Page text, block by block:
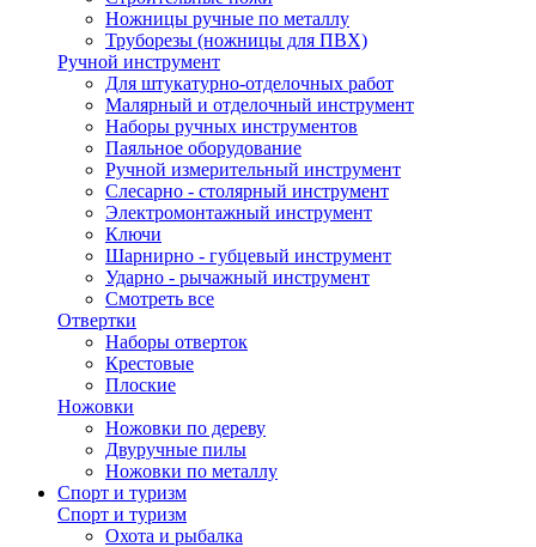
Ножницы ручные по металлу
Труборезы (ножницы для ПВХ)
Ручной инструмент
Для штукатурно-отделочных работ
Малярный и отделочный инструмент
Наборы ручных инструментов
Паяльное оборудование
Ручной измерительный инструмент
Слесарно - столярный инструмент
Электромонтажный инструмент
Ключи
Шарнирно - губцевый инструмент
Ударно - рычажный инструмент
Смотреть все
Отвертки
Наборы отверток
Крестовые
Плоские
Ножовки
Ножовки по дереву
Двуручные пилы
Ножовки по металлу
Спорт и туризм
Спорт и туризм
Охота и рыбалка